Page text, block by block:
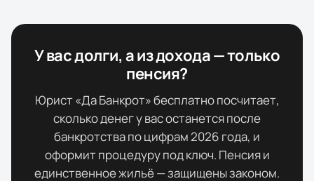
У вас долги, а из дохода — только
пенсия?
Юрист «Да Банкрот» бесплатно посчитает,
сколько денег у вас останется после
банкротства по цифрам2026 года, и
оформит процедуру под ключ. Пенсия и
единственное жильё — защищены законом.